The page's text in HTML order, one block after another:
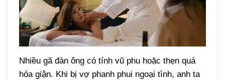
Nhiều gã đàn ông có tính vũ phu hoặc thẹn quá
hóa giận. Khi bị vợ phanh phui ngoại tình, anh ta